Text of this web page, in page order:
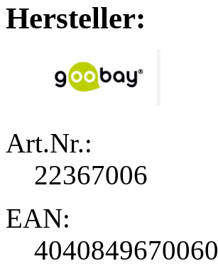
Hersteller:
Art.Nr.:
22367006
EAN:
4040849670060